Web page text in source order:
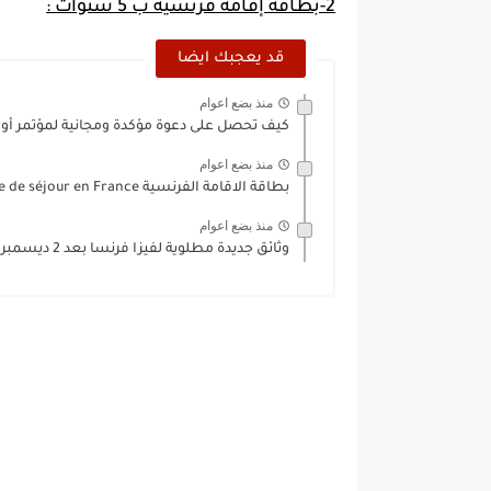
2-بطاقة إقامة فرنسية ب 5 سنوات :
قد يعجبك ايضا
منذ بضع اعوام
كيف تحصل على دعوة مؤكدة ومجانية لمؤتمر
منذ بضع اعوام
بطاقة الاقامة الفرنسية titre de séjour en France ...
منذ بضع اعوام
وثائق جديدة مطلوية لفيزا فرنسا بعد 2 ديسمبر 2018